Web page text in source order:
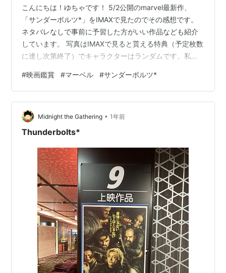
こんにちは！ゆちゃです！ 5/2公開のmarvel最新作、
「サンダーボルツ*」をIMAXで見たのでその感想です。
ネタバレなしで事前に予習した方がいい作品なども紹介
しています。 写真はIMAXで見ると貰える特典（予定枚数
に達し次第終了）でキャラクターはランダムです。私は1
ダーボルツあらすじ サンダーボルツ感想（ネタバレな
し） 予習した方がいい作品 1位:ブラック・ウィドウ 2位:
キャプテン・アメリカ ファルコン＆ウィンターソルジャ
ー 3位:アントマン＆ワスプ 私のmarvel歴 今年の1月から
MCUを見始めた新参者です。まだまだ勉強…
#映画鑑賞 #マーベル #サンダーボルツ*
Midnight the Gathering • 1年前
Thunderbolts*